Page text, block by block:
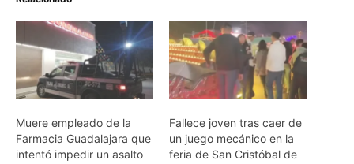
Muere empleado de la
Farmacia Guadalajara que
intentó impedir un asalto
Fallece joven tras caer de
un juego mecánico en la
feria de San Cristóbal de